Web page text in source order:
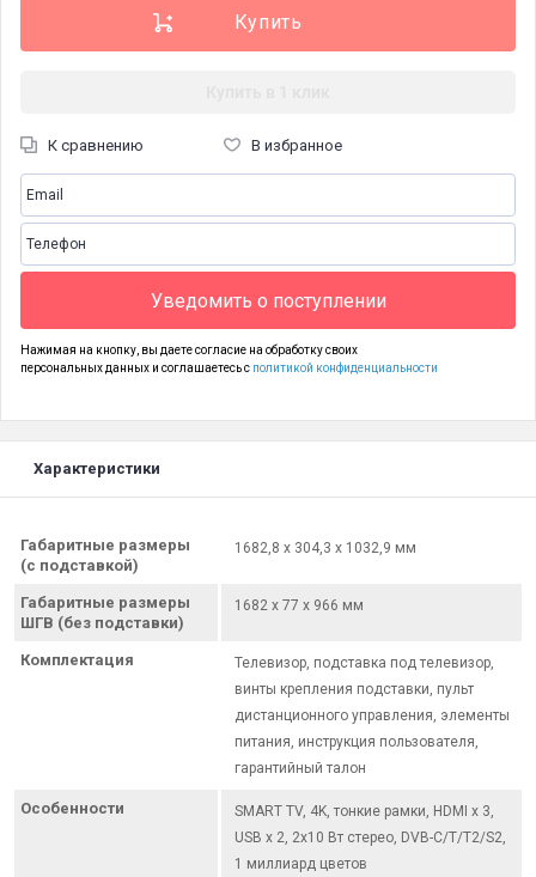
К сравнению В избранное
Уведомить о поступлении
Нажимая на кнопку, вы даете согласие на обработку своих
персональных данных и соглашаетесь с политикой конфиденциальности
Характеристики
Габаритные размеры
(с подставкой)
1682,8 х 304,3 х 1032,9 мм
Габаритные размеры
ШГВ (без подставки)
1682 х 77 х 966 мм
Комплектация
Телевизор, подставка под телевизор,
винты крепления подставки, пульт
дистанционного управления, элементы
питания, инструкция пользователя,
гарантийный талон
Особенности
SMART TV, 4K, тонкие рамки, HDMI x 3,
USB x 2, 2х10 Вт стерео, DVB-C/T/T2/S2,
1 миллиард цветов